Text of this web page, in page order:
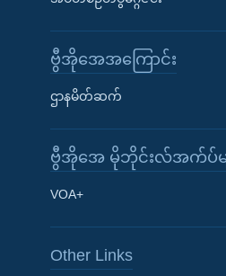
Learning English
ဗွီအိုအေအကြောင်း
ဌာနမိတ်ဆက်
ဗွီအိုအေ မိုဘိုင်းလ်အက်ပ်မ
VOA+
Other Links